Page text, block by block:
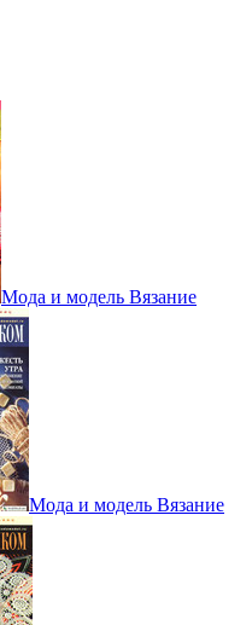
Мода и модель Вязание
Мода и модель Вязание